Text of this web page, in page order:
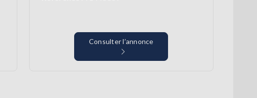
Consulter l’annonce